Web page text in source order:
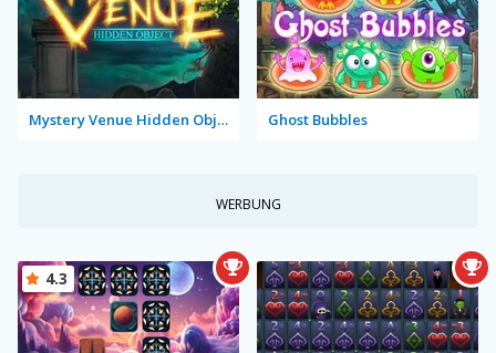
Mystery Venue Hidden Object Ghost Bubbles
WERBUNG
4.3